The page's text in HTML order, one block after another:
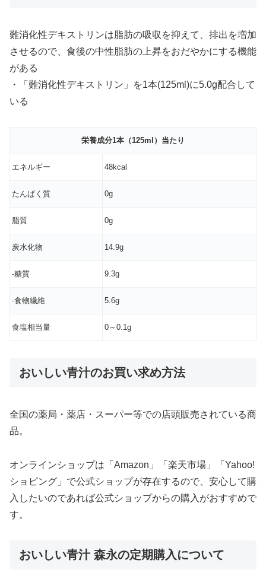
難消化性デキストリンは脂肪の吸収を抑えて、排出を増加
させるので、食後の中性脂肪の上昇をおだやかにする機能
がある
・「難消化性デキストリン」を1本(125ml)に5.0g配合して
いる
栄養成分1本（125ml）当たり
エネルギー 48kcal
たんぱく質 0g
脂質 0g
炭水化物 14.9g
-糖質 9.3g
-食物繊維 5.6g
食塩相当量 0～0.1g
おいしい青汁のお買い求め方法
全国の薬局・薬店・スーパー等での店頭販売されている商
品。
オンラインショップは「Amazon」「楽天市場」「Yahoo!
ショピング」で公式ショップが存在するので、安心して購
入したいのであれば公式ショップからの購入がおすすめで
す。
おいしい青汁 森永の定期購入について